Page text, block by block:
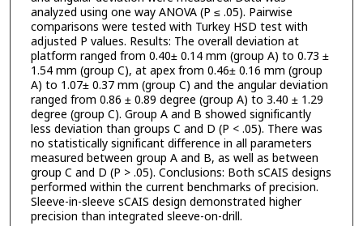
analyzed using one way ANOVA (P ≤ .05). Pairwise
comparisons were tested with Turkey HSD test with
adjusted P values. Results: The overall deviation at
platform ranged from 0.40± 0.14 mm (group A) to 0.73 ±
1.54 mm (group C), at apex from 0.46± 0.16 mm (group
A) to 1.07± 0.37 mm (group C) and the angular deviation
ranged from 0.86 ± 0.89 degree (group A) to 3.40 ± 1.29
degree (group C). Group A and B showed significantly
less deviation than groups C and D (P < .05). There was
no statistically significant difference in all parameters
measured between group A and B, as well as between
group C and D (P > .05). Conclusions: Both sCAIS designs
performed within the current benchmarks of precision.
Sleeve-in-sleeve sCAIS design demonstrated higher
precision than integrated sleeve-on-drill.